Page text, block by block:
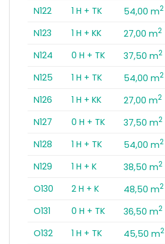
N122
1 H + TK 54,00 m2
N123
1 H + KK 27,00 m2
N124
0 H + TK 37,50 m2
N125
1 H + TK 54,00 m2
N126
1 H + KK 27,00 m2
N127
0 H + TK 37,50 m2
N128
1 H + TK 54,00 m2
N129
1 H + K 38,50 m2
O130
2 H + K 48,50 m2
O131
0 H + TK 36,50 m2
O132
1 H + TK 45,50 m2